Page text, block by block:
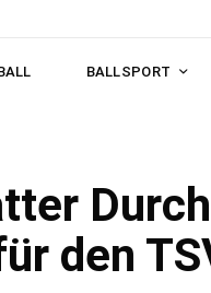
BALLSPORT
den